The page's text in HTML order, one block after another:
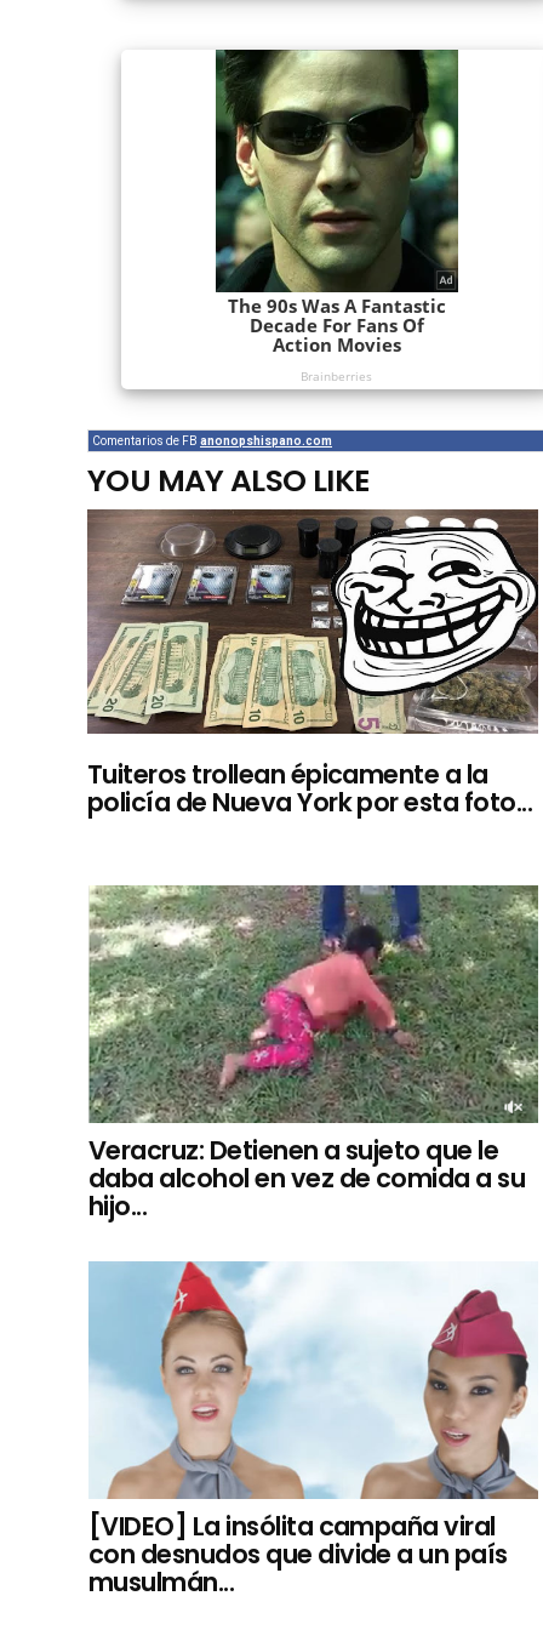
Comentarios de FB anonopshispano.com
YOU MAY ALSO LIKE
Tuiteros trollean épicamente a la
policía de Nueva York por esta foto...
Veracruz: Detienen a sujeto que le
daba alcohol en vez de comida a su
hijo...
[VIDEO] La insólita campaña viral
con desnudos que divide a un país
musulmán...